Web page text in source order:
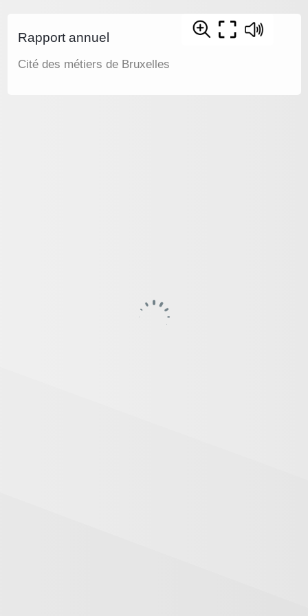
Rapport annuel
Cité des métiers de Bruxelles